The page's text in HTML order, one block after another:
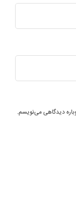
دیدگاهی می‌نویسم.